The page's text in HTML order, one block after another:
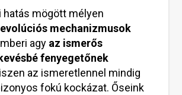
hatás mögött mélyen
evolúciós mechanizmusok
agy az ismerős
fenyegetőnek
az ismeretlennel mindig
fokú kockázat. Őseink